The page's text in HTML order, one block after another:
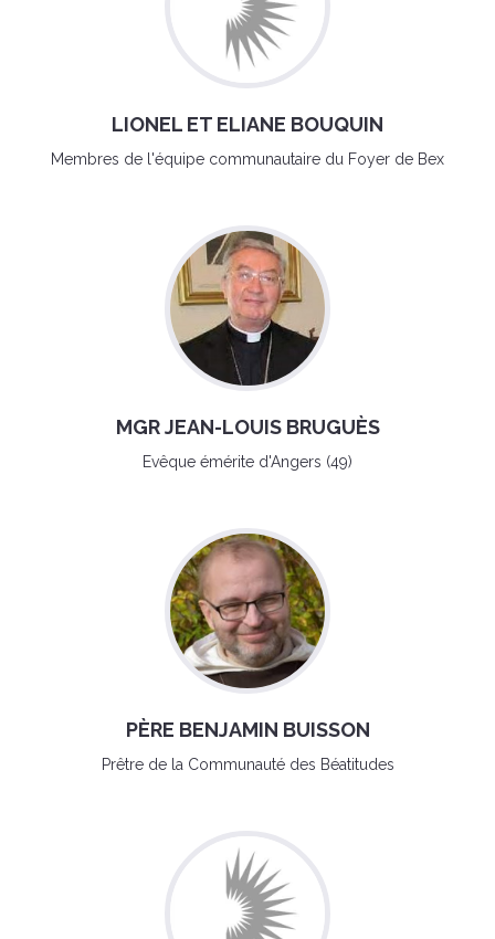
LIONEL ET ELIANE BOUQUIN
Membres de l'équipe communautaire du Foyer de Bex
MGR JEAN-LOUIS BRUGUÈS
Evêque émérite d'Angers (49)
PÈRE BENJAMIN BUISSON
Prêtre de la Communauté des Béatitudes